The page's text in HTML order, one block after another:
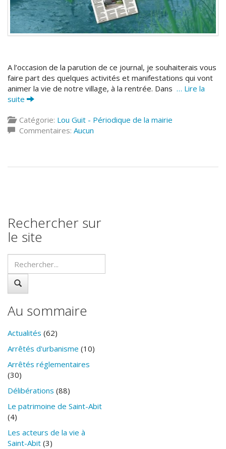
A l’occasion de la parution de ce journal, je souhaiterais vous
faire part des quelques activités et manifestations qui vont
animer la vie de notre village, à la rentrée. Dans … Lire la
suite
Catégorie: Lou Guit - Périodique de la mairie
Commentaires: Aucun
Rechercher sur
le site
Au sommaire
Actualités (62)
Arrêtés d'urbanisme (10)
Arrêtés réglementaires
(30)
Délibérations (88)
Le patrimoine de Saint-Abit
(4)
Les acteurs de la vie à
Saint-Abit (3)